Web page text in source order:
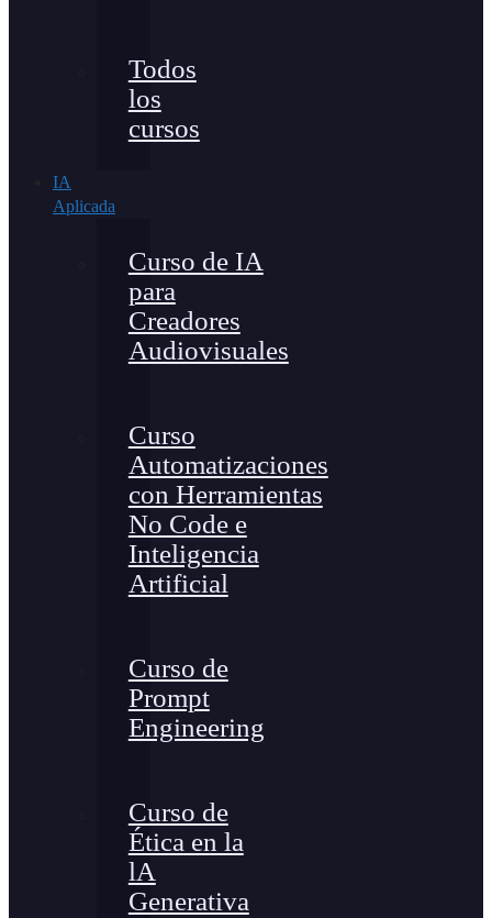
Todos
los
cursos
IA
Aplicada
Curso de IA
para
Creadores
Audiovisuales
Curso
Automatizaciones
con Herramientas
No Code e
Inteligencia
Artificial
Curso de
Prompt
Engineering
Curso de
Ética en la
lA
Generativa